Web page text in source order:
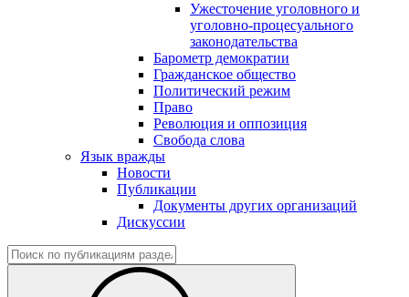
Ужесточение уголовного и
уголовно-процесуального
законодательства
Барометр демократии
Гражданское общество
Политический режим
Право
Революция и оппозиция
Свобода слова
Язык вражды
Новости
Публикации
Документы других организаций
Дискуссии